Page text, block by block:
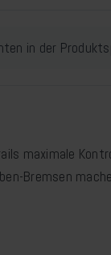
in der
maximale
Bremsen